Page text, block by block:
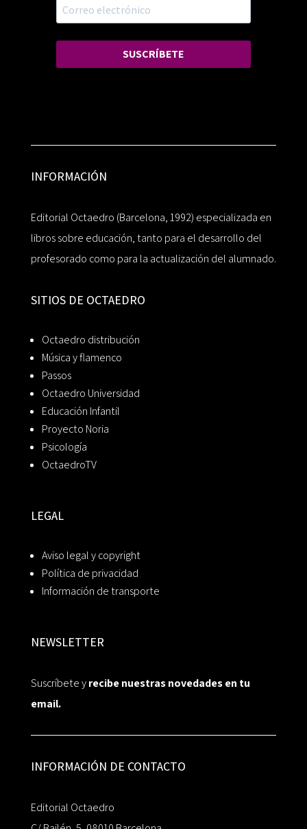
SUSCRÍBETE
INFORMACIÓN
Editorial Octaedro (Barcelona, 1992) especializada en
libros sobre educación, tanto para el desarrollo del
profesorado como para la actualización del alumnado.
SITIOS DE OCTAEDRO
Octaedro distribución
Música y flamenco
Passos
Octaedro Universidad
Educación Infantil
Proyecto Noria
Psicología
OctaedroTV
LEGAL
Aviso legal y copyright
Política de privacidad
Información de transporte
NEWSLETTER
Suscríbete yrecibe nuestras novedades en tu
email.
INFORMACIÓN DE CONTACTO
Editorial Octaedro